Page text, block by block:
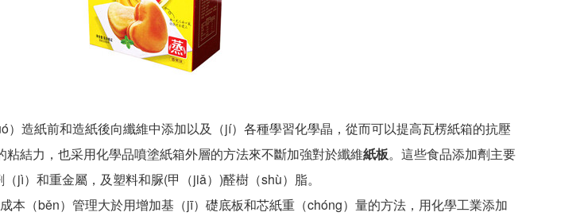
造紙前和造紙後向纖維中添加以及（jí）各種學習化學晶，從而可以提高瓦楞紙箱的抗壓
結力，也采用化學品噴塗紙箱外層的方法來不斷加強對於纖維紙板。這些食品添加劑主要
jì）和重金屬，及塑料和脲(甲（jiǎ）)醛樹（shù）脂。
（běn）管理大於用增加基（jī）礎底板和芯紙重（chóng）量的方法，用化學工業添加